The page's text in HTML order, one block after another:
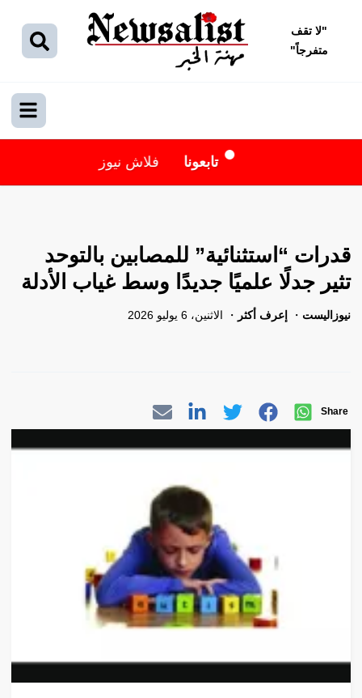
"لا تقف
متفرجاً"
تابعونا فلاش نيوز
قدرات “استثنائية” للمصابين بالتوحد
تثير جدلًا علميًا جديدًا وسط غياب الأدلة
نيوزاليست إعرف أكثر الاثنين، 6 يوليو 2026
Share